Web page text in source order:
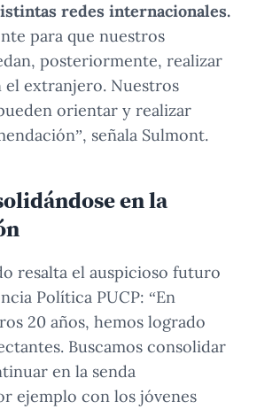
redes internacionales.
para que nuestros
posteriormente, realizar
el extranjero. Nuestros
orientar y realizar
señala Sulmont.
en la
resalta el auspicioso futuro
Política PUCP: “En
20 años, hemos logrado
Buscamos consolidar
en la senda
ejemplo con los jóvenes